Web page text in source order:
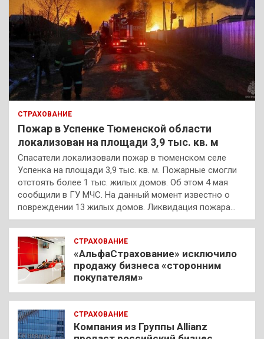
СТРАХОВАНИЕ
Пожар в Успенке Тюменской области
локализован на площади 3,9 тыс. кв. м
Спасатели локализовали пожар в тюменском селе
Успенка на площади 3,9 тыс. кв. м. Пожарные смогли
отстоять более 1 тыс. жилых домов. Об этом 4 мая
сообщили в ГУ МЧС. На данный момент известно о
повреждении 13 жилых домов. Ликвидация пожара…
СТРАХОВАНИЕ
«АльфаСтрахование» исключило
продажу бизнеса «сторонним
покупателям»
СТРАХОВАНИЕ
Компания из Группы Allianz